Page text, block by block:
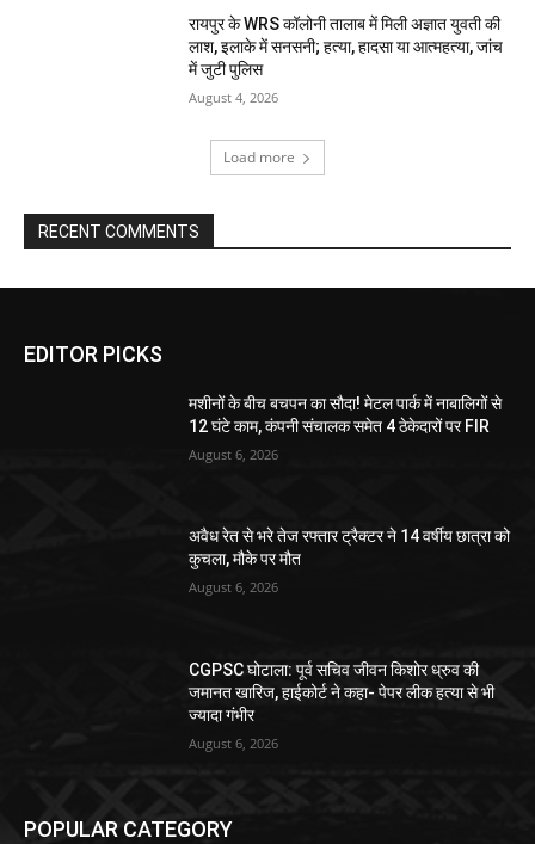
रायपुर के WRS कॉलोनी तालाब में मिली अज्ञात युवती की
लाश, इलाके में सनसनी; हत्या, हादसा या आत्महत्या, जांच
में जुटी पुलिस
August 4, 2026
Load more
RECENT COMMENTS
EDITOR PICKS
मशीनों के बीच बचपन का सौदा! मेटल पार्क में नाबालिगों से
12 घंटे काम, कंपनी संचालक समेत 4 ठेकेदारों पर FIR
August 6, 2026
अवैध रेत से भरे तेज रफ्तार ट्रैक्टर ने 14 वर्षीय छात्रा को
कुचला, मौके पर मौत
August 6, 2026
CGPSC घोटाला: पूर्व सचिव जीवन किशोर ध्रुव की
जमानत खारिज, हाईकोर्ट ने कहा- पेपर लीक हत्या से भी
ज्यादा गंभीर
August 6, 2026
POPULAR CATEGORY